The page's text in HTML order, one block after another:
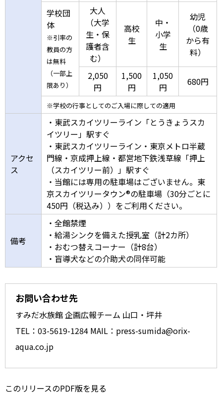
学校団
体
※引率の
教員の方
は無料
（一部上
限あり）
大人
（大学
生・保
護者含
む）
高校
生
中・
小学
生
幼児
（0歳
から有
料）
2,050
円
1,500
円
1,050
円
680円
※学校の行事としてのご入場に際しての適用
アクセ
ス
・東武スカイツリーライン「とうきょうスカ
イツリー」駅すぐ
・東武スカイツリーライン・東京メトロ半蔵
門線・京成押上線・都営地下鉄浅草線「押上
（スカイツリー前）」駅すぐ
・当館には専用の駐車場はございません。東
京スカイツリータウン®の駐車場（30分ごとに
450円（税込み））をご利用ください。
備考
・全館禁煙
・給湯シンクを備えた授乳室（計2カ所）
・おむつ替えコーナー（計8台）
・盲導犬などの介助犬の同伴可能
お問い合わせ先
すみだ水族館 企画広報チーム 山口・坪井
TEL：03-5619-1284 MAIL：press-sumida@orix-
aqua.co.jp
このリリースのPDF版を見る